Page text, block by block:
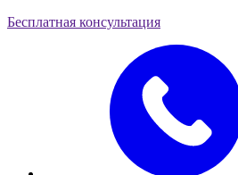
Бесплатная консультация